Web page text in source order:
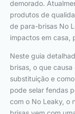
demorado.
produtos de
de para-brisas No
impactos em casa,
Neste guia
brisas, o que
substituição e
pode selar fendas
com o No Leaky, o